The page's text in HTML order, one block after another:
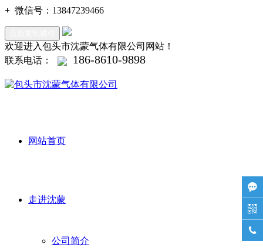
+ 微信号： 13847239466
欢迎进入包头市沈蒙气体有限公司网站！
联系电话：
186-8610-9898
网站首页
走进沈蒙
公司简介


